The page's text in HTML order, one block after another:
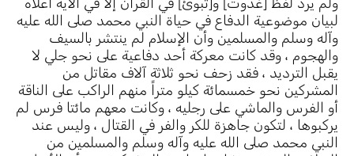
ولم يرد لفظ [غَدَوْتَ] و[تُبَوِّئُ] في القرآن إلا في الآية أعلاه
لبيان موضوعية الدفاع في حياة النبي محمد صلى الله عليه
وآله وسلم والمسلمين وأن الإسلام لم ينتشر بالسيف
والهجوم ، وقد كانت معركة أحد دفاعية على نحو جلي لا
يقبل الترديد ، فقد زحف نحو ثلاثة آلاف مقاتل من
المشركين نحو خمسمائة كيلو متراً منهم الراكب على الناقة
أو الفرس والماشي على رجليه ، وكانت معهم مائتا فرس لم
يركبوها ، لتكون جاهزة للكر والفر في القتال ، وليس عند
النبي محمد صلى الله عليه وآله وسلم والمسلمين من